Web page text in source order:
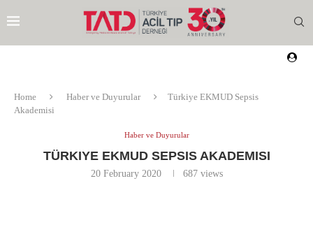
Home Haber ve Duyurular
Türkiye EKMUD Sepsis
Akademisi
Haber ve Duyurular
TÜRKIYE EKMUD SEPSIS AKADEMISI
20 February 2020 687views